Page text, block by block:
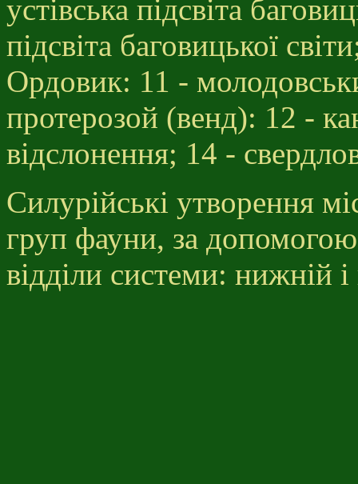
устівська підсвіта
підсвіта баговицької
Ордовик: 11 -
протерозой (венд): 12 -
відслонення; 14 -
Силурійські утворення
груп фауни, за
відділи системи: нижній і